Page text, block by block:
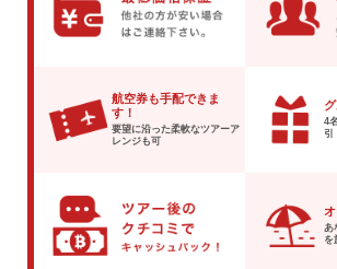
航空券も手配できま
す！
要望に沿った柔軟なツアーア
レンジも可
4
引
あ
を